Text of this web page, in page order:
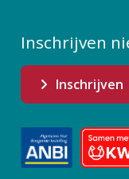
Inschrijven
Inschrijven